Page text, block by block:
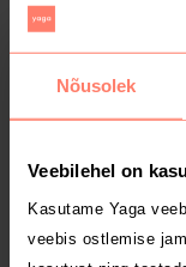
Nõusolek
Veebilehel on
Kasutame Yaga
veebis ostlemise
10 €
Zara